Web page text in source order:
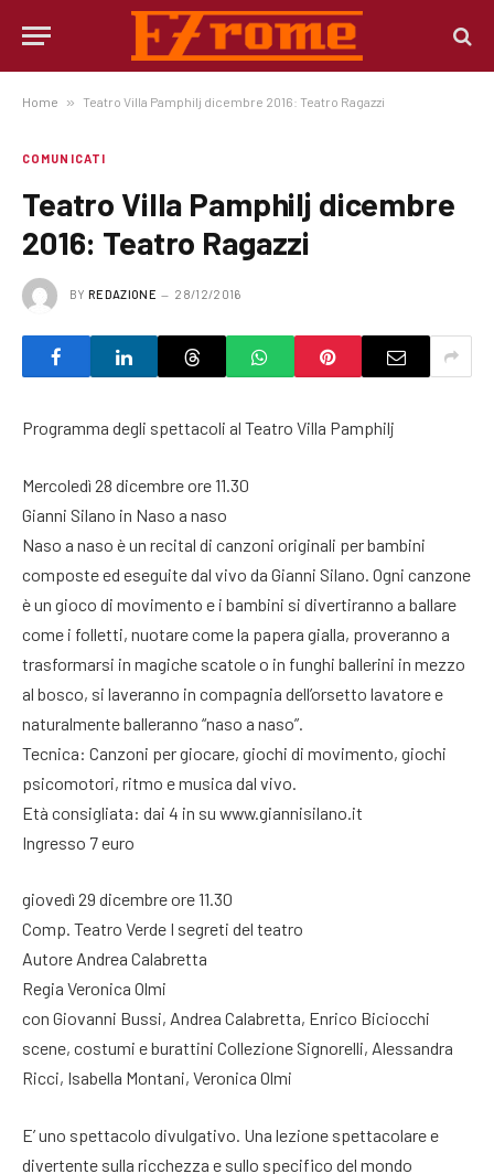
Home » Teatro Villa Pamphilj dicembre 2016: Teatro Ragazzi
COMUNICATI
Teatro Villa Pamphilj dicembre
2016: Teatro Ragazzi
BY REDAZIONE 28/12/2016
Programma degli spettacoli al Teatro Villa Pamphilj
Mercoledì 28 dicembre ore 11.30
Gianni Silano in Naso a naso
Naso a naso è un recital di canzoni originali per bambini
composte ed eseguite dal vivo da Gianni Silano. Ogni canzone
è un gioco di movimento e i bambini si divertiranno a ballare
come i folletti, nuotare come la papera gialla, proveranno a
trasformarsi in magiche scatole o in funghi ballerini in mezzo
al bosco, si laveranno in compagnia dell’orsetto lavatore e
naturalmente balleranno “naso a naso”.
Tecnica: Canzoni per giocare, giochi di movimento, giochi
psicomotori, ritmo e musica dal vivo.
Età consigliata: dai 4 in su www.giannisilano.it
Ingresso 7 euro
giovedì 29 dicembre ore 11.30
Comp. Teatro Verde I segreti del teatro
Autore Andrea Calabretta
Regia Veronica Olmi
con Giovanni Bussi, Andrea Calabretta, Enrico Biciocchi
scene, costumi e burattini Collezione Signorelli, Alessandra
Ricci, Isabella Montani, Veronica Olmi
E’ uno spettacolo divulgativo. Una lezione spettacolare e
divertente sulla ricchezza e sullo specifico del mondo